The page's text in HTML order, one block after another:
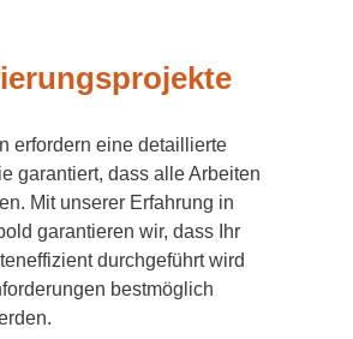
erfordern eine detaillierte
garantiert, dass alle Arbeiten
Mit unserer Erfahrung in
garantieren wir, dass Ihr
durchgeführt wird
bestmöglich